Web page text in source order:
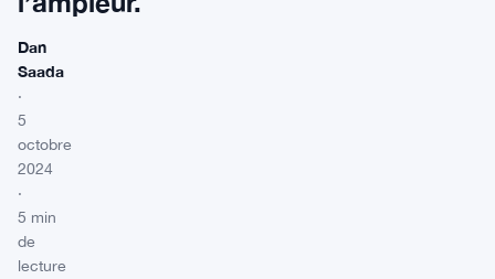
Dan
Saada
·
5
octobre
2024
·
5 min
de
lecture